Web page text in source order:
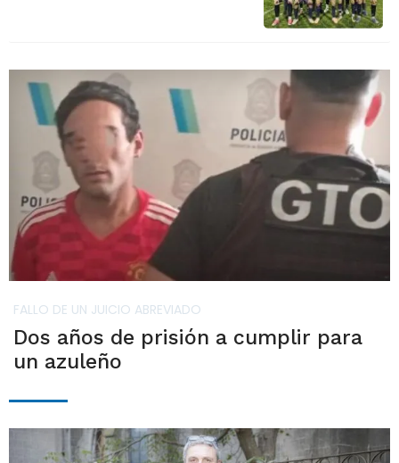
FALLO DE UN JUICIO ABREVIADO
Dos años de prisión a cumplir para
un azuleño